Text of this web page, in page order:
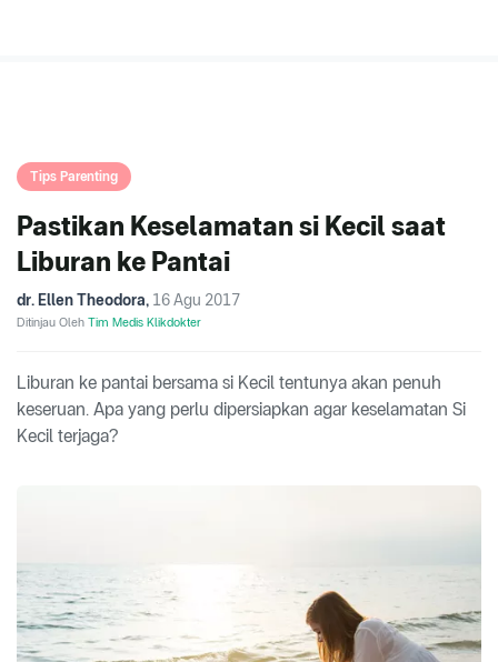
Tips Parenting
Pastikan Keselamatan si Kecil saat
Liburan ke Pantai
dr. Ellen Theodora, 16 Agu 2017
Ditinjau Oleh Tim Medis Klikdokter
Liburan ke pantai bersama si Kecil tentunya akan penuh
keseruan. Apa yang perlu dipersiapkan agar keselamatan Si
Kecil terjaga?